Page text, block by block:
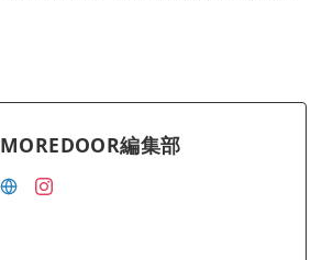
MOREDOOR編集部